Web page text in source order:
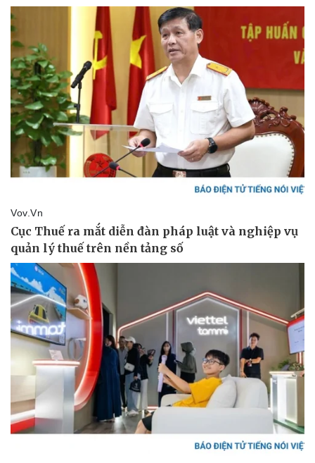
Doanh nghiệp
Thông tin doanh nghiệp
Doanh nghiệp 24h
Doanh nhân
Vì cộng đồng
Công nghệ
Sành điệu
Tin Công nghệ
Trải nghiệm
Chuyển đổi số